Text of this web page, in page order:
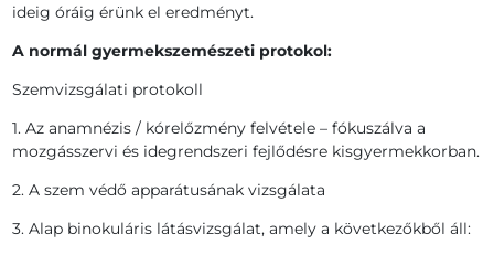
ideig óráig érünk el eredményt.
A normál gyermekszemészeti protokol:
Szemvizsgálati protokoll
1. Az anamnézis / kórelőzmény felvétele – fókuszálva a
mozgásszervi és idegrendszeri fejlődésre kisgyermekkorban.
2. A szem védő apparátusának vizsgálata
3. Alap binokuláris látásvizsgálat, amely a következőkből áll: